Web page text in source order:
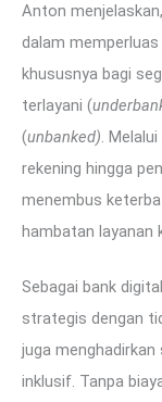
Anton
dalam memperluas
khususnya bagi
terlayani (
(unbanked).
rekening hingga
menembus
hambatan layanan
Sebagai bank
strategis dengan
juga menghadirkan
inklusif. Tanpa